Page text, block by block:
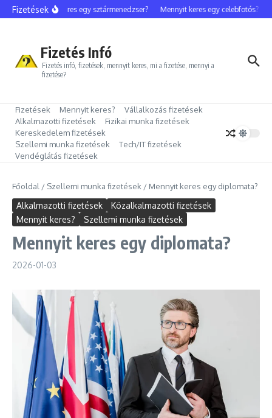
Ugrás a tartalomhoz
Fizetések
Mennyit keres egy sztármenedzser? Mennyit keres egy celebfotós?
Fizetés Infó
Fizetés infó, fizetések, mennyit keres, mi a fizetése, mennyi a
fizetése?
Fizetések Mennyit keres?
Vállalkozás fizetések
Alkalmazotti fizetések
Fizikai munka fizetések
Kereskedelem fizetések
Szellemi munka fizetések
Tech/IT fizetések
Vendéglátás fizetések
Főoldal / Szellemi munka fizetések / Mennyit keres egy diplomata?
Alkalmazotti fizetések
Közalkalmazotti fizetések
Mennyit keres?
Szellemi munka fizetések
Mennyit keres egy diplomata?
2026-01-03